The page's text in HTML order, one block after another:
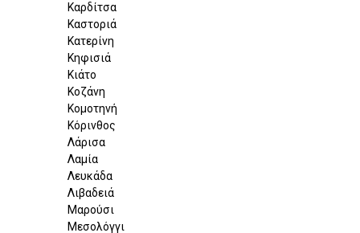
Καρδίτσα
Καστοριά
Κατερίνη
Κηφισιά
Κιάτο
Κοζάνη
Κομοτηνή
Κόρινθος
Λάρισα
Λαμία
Λευκάδα
Λιβαδειά
Μαρούσι
Μεσολόγγι